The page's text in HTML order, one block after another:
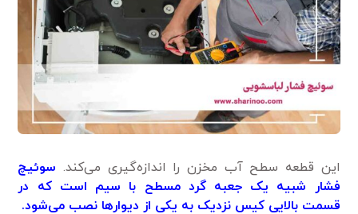
این قطعه سطح آب مخزن را اندازه‌گیری می‌کند.سوئیچ
فشار شبیه یک جعبه گرد مسطح با سیم است که در
قسمت بالایی کیس نزدیک به یکی از دیوارها نصب می‌شود.